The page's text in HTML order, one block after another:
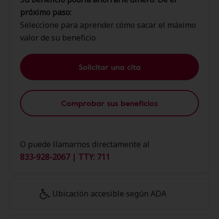
próximo paso:
Seleccione para aprender cómo sacar el máximo
valor de su beneficio
Solicitar una cita
Comprobar sus beneficios
O puede llamarnos directamente al
833-928-2067 | TTY: 711
Ubicación accesible según ADA